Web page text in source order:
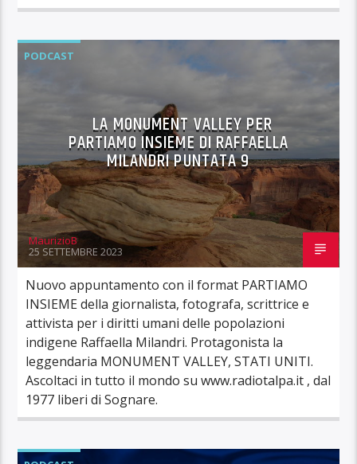
PODCAST
LA MONUMENT VALLEY PER
PARTIAMO INSIEME DI RAFFAELLA
MILANDRI PUNTATA 9
MaurizioB
25 SETTEMBRE 2023
Nuovo appuntamento con il format PARTIAMO
INSIEME della giornalista, fotografa, scrittrice e
attivista per i diritti umani delle popolazioni
indigene Raffaella Milandri. Protagonista la
leggendaria MONUMENT VALLEY, STATI UNITI.
Ascoltaci in tutto il mondo su www.radiotalpa.it , dal
1977 liberi di Sognare.